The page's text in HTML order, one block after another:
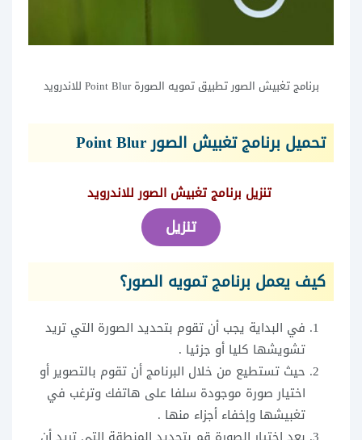
برنامج تغبيش الصور تطبيق تمويه الصورة Point Blur للاندرويد
تحميل برنامج تغبيش الصور Point Blur
تنزيل برنامج تغبيش الصور للاندرويد
تنزيل
كيف يعمل برنامج تمويه الصور؟
في البداية يجب أن تقوم بتحديد الصورة التي تريد
تشويشها كليا أو جزئيا .
حيث تستطيع من خلال البرنامج أن تقوم بالتصوير أو
اختيار صورة موجودة سلفا على هاتفك وترغب في
تغبيشها وإخفاء أجزاء منها .